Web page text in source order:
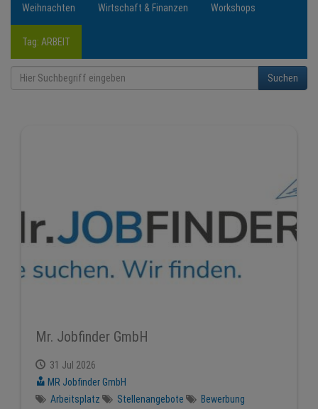
Weihnachten Wirtschaft & Finanzen Workshops
Tag: ARBEIT
Suchen
Mr. Jobfinder GmbH
31 Jul 2026
MR Jobfinder GmbH
Arbeitsplatz
Stellenangebote Bewerbung